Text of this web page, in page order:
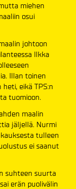
miehen
osui
johtoon
Ilkka
Illan toinen
eikä TPS:n
tuomioon.
maalin
jäljellä. Nurmi
tulleen
ei saanut
suhteen suurta
erän puolivälin